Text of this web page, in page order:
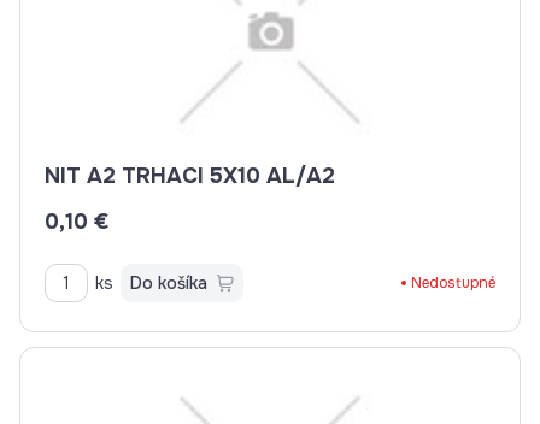
NIT A2 TRHACI 5X10 AL/A2
0,10 €
ks Do košíka Nedostupné